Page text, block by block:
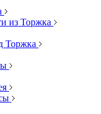
из Торжка
Торжка